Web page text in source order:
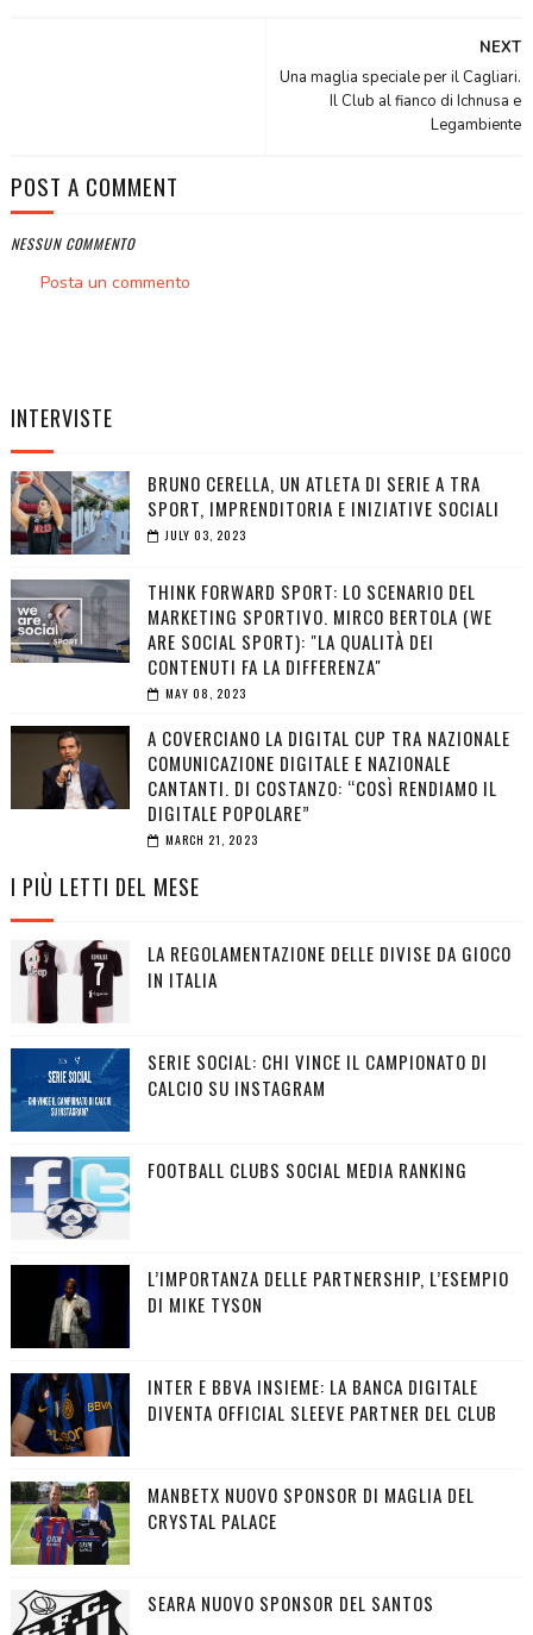
NEXT
Una maglia speciale per il Cagliari.
Il Club al fianco di Ichnusa e
Legambiente
POST A COMMENT
NESSUN COMMENTO
Posta un commento
INTERVISTE
BRUNO CERELLA, UN ATLETA DI SERIE A TRA
SPORT, IMPRENDITORIA E INIZIATIVE SOCIALI
JULY 03, 2023
THINK FORWARD SPORT: LO SCENARIO DEL
MARKETING SPORTIVO. MIRCO BERTOLA (WE
ARE SOCIAL SPORT): "LA QUALITÀ DEI
CONTENUTI FA LA DIFFERENZA"
MAY 08, 2023
A COVERCIANO LA DIGITAL CUP TRA NAZIONALE
COMUNICAZIONE DIGITALE E NAZIONALE
CANTANTI. DI COSTANZO: “COSÌ RENDIAMO IL
DIGITALE POPOLARE”
MARCH 21, 2023
I PIÙ LETTI DEL MESE
LA REGOLAMENTAZIONE DELLE DIVISE DA GIOCO
IN ITALIA
SERIE SOCIAL: CHI VINCE IL CAMPIONATO DI
CALCIO SU INSTAGRAM
FOOTBALL CLUBS SOCIAL MEDIA RANKING
L’IMPORTANZA DELLE PARTNERSHIP, L’ESEMPIO
DI MIKE TYSON
INTER E BBVA INSIEME: LA BANCA DIGITALE
DIVENTA OFFICIAL SLEEVE PARTNER DEL CLUB
MANBETX NUOVO SPONSOR DI MAGLIA DEL
CRYSTAL PALACE
SEARA NUOVO SPONSOR DEL SANTOS